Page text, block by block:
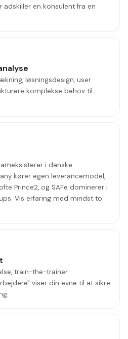
en konsulent fra en
løsningsdesign, user
komplekse behov til
i danske
kører egen leverancemodel,
Prince2, og SAFe dominerer i
Vis erfaring med mindst to
train-the-trainer.
viser din evne til at sikre